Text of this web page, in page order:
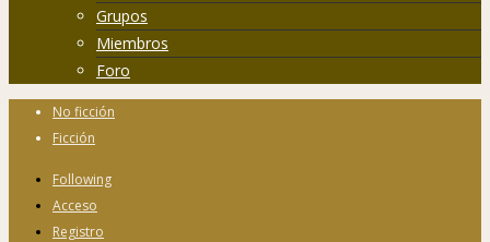
Grupos
Miembros
Foro
No ficción
Ficción
Following
Acceso
Registro